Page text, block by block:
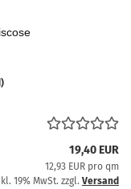
19,40 EUR
12,93 EUR pro qm
19% MwSt. zzgl. Versand